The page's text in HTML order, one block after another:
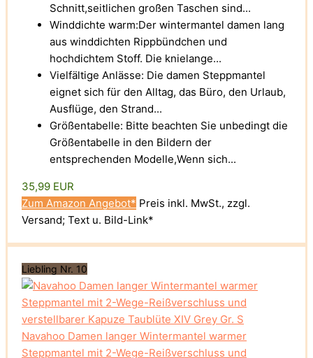
Schnitt,seitlichen großen Taschen sind...
Winddichte warm:Der wintermantel damen lang
aus winddichten Rippbündchen und
hochdichtem Stoff. Die knielange...
Vielfältige Anlässe: Die damen Steppmantel
eignet sich für den Alltag, das Büro, den Urlaub,
Ausflüge, den Strand...
Größentabelle: Bitte beachten Sie unbedingt die
Größentabelle in den Bildern der
entsprechenden Modelle,Wenn sich...
35,99 EUR
Zum Amazon Angebot* Preis inkl. MwSt., zzgl.
Versand; Text u. Bild-Link*
Liebling Nr. 10
Navahoo Damen langer Wintermantel warmer
Steppmantel mit 2-Wege-Reißverschluss und